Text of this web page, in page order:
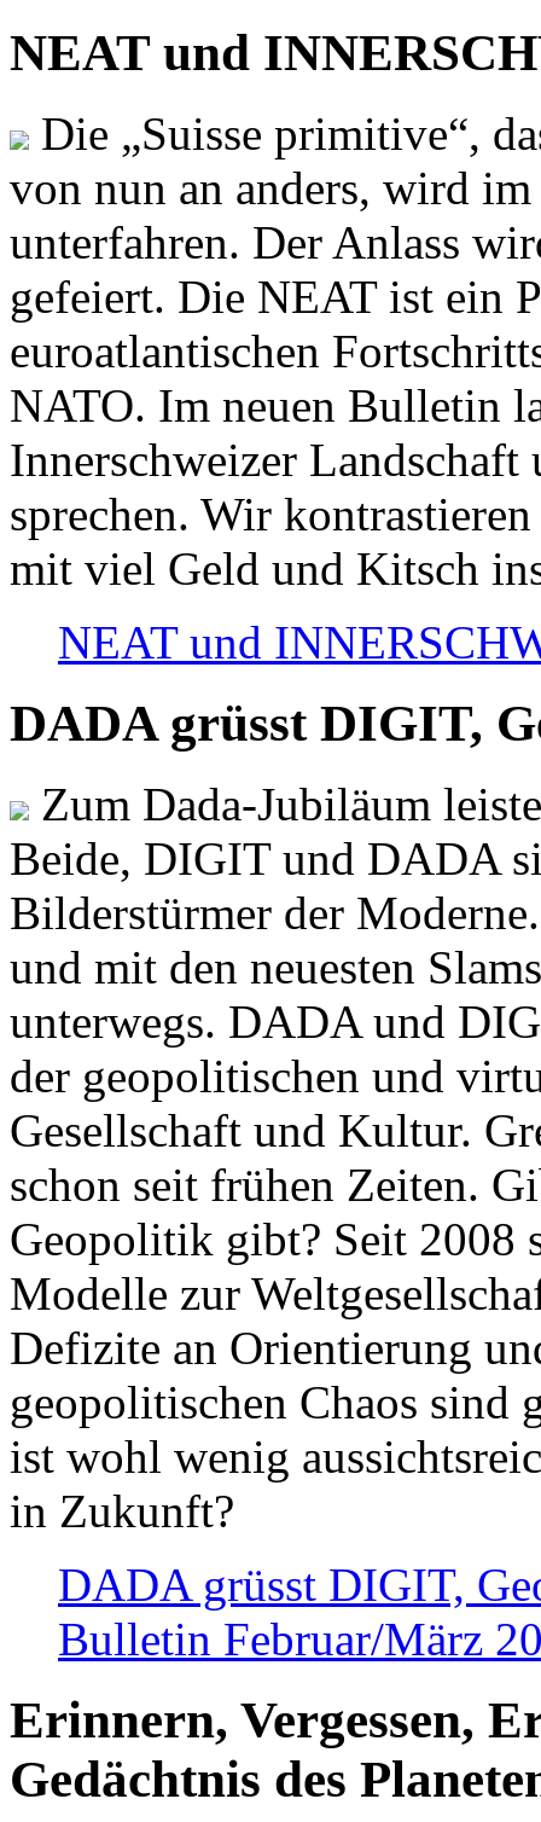
NEAT und
Die „Suisse primitive“,
von nun an anders, wird
unterfahren. Der Anlass
gefeiert. Die NEAT ist ein
euroatlantischen
NATO. Im neuen Bulletin
Innerschweizer
sprechen. Wir
mit viel Geld und Kitsch
NEAT und
DADA grüsst DIGIT,
Zum Dada-Jubiläum
Beide, DIGIT und DADA
Bilderstürmer der
und mit den neuesten
unterwegs. DADA und
der geopolitischen und
Gesellschaft und Kultur.
schon seit frühen Zeiten.
Geopolitik gibt? Seit 2008
Modelle zur
Defizite an Orientierung
geopolitischen Chaos sind
ist wohl wenig
in Zukunft?
DADA grüsst DIGIT,
Bulletin Februar/März
Erinnern, Vergessen,
Gedächtnis des